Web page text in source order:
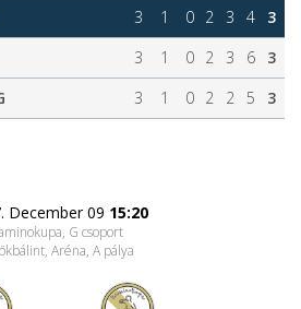
3 1 0 2 3 4
3
3 1 0 2 3 6
3
3 1 0 2 2 5 3
December 09 15:20
G csoport
Aréna, A pálya